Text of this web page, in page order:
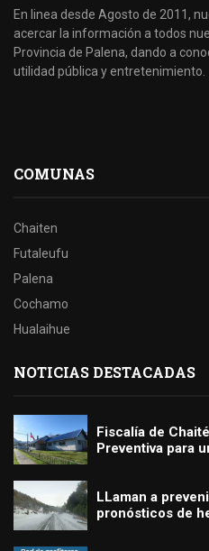
En linea desde Agosto de 2011,
acercar la información a todos
Provincia de Palena, dando a
utilidad pública y entretenimiento.
COMUNAS
Chaiten
Futaleufu
Palena
Cochamo
Hualaihue
NOTICIAS DESTACADAS
Fiscalía de
Preventiva para
LLaman a
pronósticos de